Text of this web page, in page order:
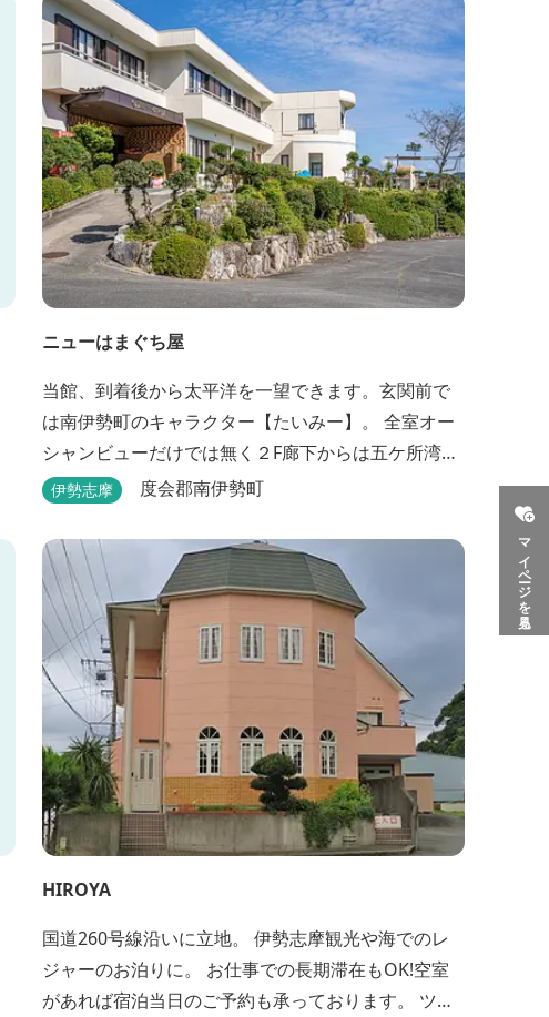
マイページを見る
ニューはまぐち屋
当館、到着後から太平洋を一望できます。玄関前で
は南伊勢町のキャラクター【たいみー】。 全室オー
シャンビューだけでは無く２F廊下からは五ケ所湾、
礫浦を一望でき船は勿論の事、養殖筏や釣り堀筏な
からは太平洋を一望。マグロの養殖筏、夜には漁師
さん達の船の光がみえ対岸には田曽浦の町の光が綺
麗に見えます。
伊勢志摩 度会郡南伊勢町
HIROYA
国道260号線沿いに立地。 伊勢志摩観光や海でのレ
ジャーのお泊りに。 お仕事での長期滞在もOK!空室
があれば宿泊当日のご予約も承っております。 ツー